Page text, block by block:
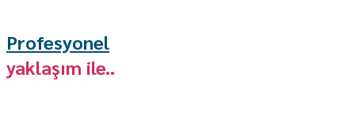
Profesyonel
yaklaşım ile..